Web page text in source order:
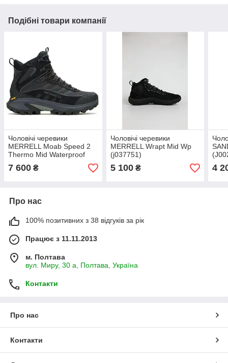
Подібні товари компанії
Чоловічі черевики
MERRELL Moab Speed 2
Thermo Mid Waterproof
(J068305)
7 600 ₴
Чоловічі черевики
MERRELL Wrapt Mid Wp
(j037751)
5 100₴ 4
Про нас
100% позитивних з 38 відгуків за рік
Працює з 11.11.2013
м. Полтава
вул. Миру, 30 а, Полтава, Україна
Контакти
Про нас
Контакти